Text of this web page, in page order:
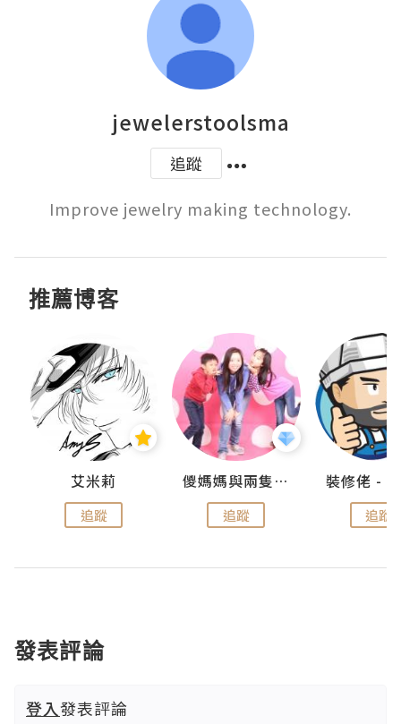
jewelerstoolsma
追蹤
Improve jewelry making technology.
推薦博客
艾米莉
追蹤
儍媽媽與兩隻小魔怪之家
追蹤 追蹤
發表評論
登入發表評論